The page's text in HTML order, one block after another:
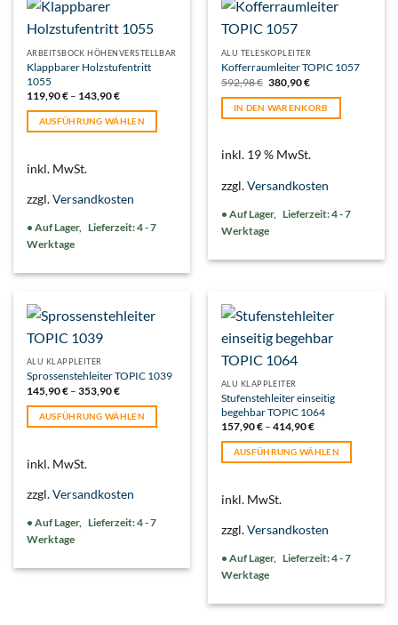
gewählt
werden
gewählt
werden
ARBEITSBOCK HÖHENVERSTELLBAR
Klappbarer Holzstufentritt
1055
119,90€– 143,90€
AUSFÜHRUNG WÄHLEN
weist
Varianten
auf.
Die
können
der
Produktseite
gewählt
werden
inkl. MwSt.
zzgl.Versandkosten
Lieferzeit:4 - 7
Werktage
ALU TELESKOPLEITER
Kofferraumleiter TOPIC 1057
592,98€ Ursprünglicher
Preis
war:
592,98 €
380,90€Aktueller
ist:
380,90 €.
IN DEN WARENKORB
inkl. 19 % MwSt.
zzgl.Versandkosten
Lieferzeit:4 - 7
Werktage
ALU KLAPPLEITER
Sprossenstehleiter TOPIC 1039
145,90€– 353,90€
AUSFÜHRUNG WÄHLEN
weist
Varianten
auf.
Die
können
inkl. MwSt.
zzgl.Versandkosten
Lieferzeit:4 - 7
Werktage
ALU KLAPPLEITER
Stufenstehleiter einseitig
begehbar TOPIC 1064
157,90€– 414,90€
AUSFÜHRUNG WÄHLEN
weist
Varianten
auf.
Die
können
inkl. MwSt.
zzgl.Versandkosten
Lieferzeit:4 - 7
Werktage